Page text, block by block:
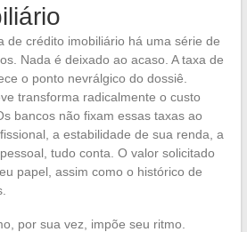
de crédito imobiliário há uma série de
Nada é deixado ao acaso. A taxa de
o ponto nevrálgico do dossiê.
transforma radicalmente o custo
bancos não fixam essas taxas ao
a estabilidade de sua renda, a
tudo conta. O valor solicitado
papel, assim como o histórico de
por sua vez, impõe seu ritmo.